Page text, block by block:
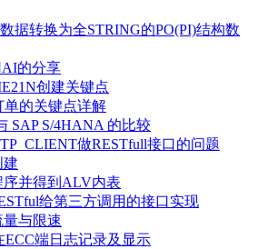
据转换为全STRING的PO(PI)结构数
AI的分享
创建关键点
单的关键点详解
SAP S/4HANA 的比较
做RESTfull接口的问题
建
序并得到ALV内表
给第三方调用的接口实现
与限速
ECC端日志记录及显示